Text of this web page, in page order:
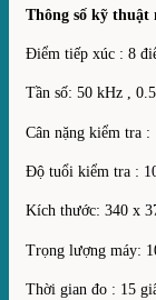
Thông số kỹ thuật
Điểm tiếp xúc : 8
Tần số: 50 kHz ,
Cân nặng kiểm tra
Độ tuổi kiểm tra :
Kích thước: 340 x
Trọng lượng máy:
Thời gian đo : 15